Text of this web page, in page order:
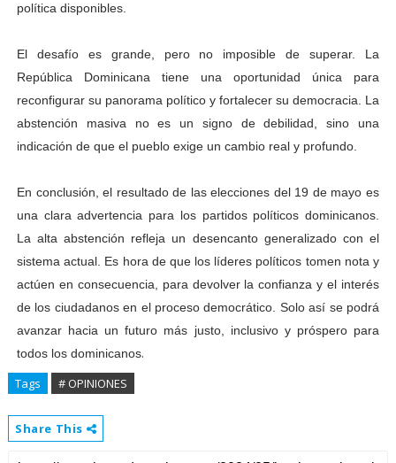
política disponibles.
El desafío es grande, pero no imposible de superar. La
República Dominicana tiene una oportunidad única para
reconfigurar su panorama político y fortalecer su democracia. La
abstención masiva no es un signo de debilidad, sino una
indicación de que el pueblo exige un cambio real y profundo.
En conclusión, el resultado de las elecciones del 19 de mayo es
una clara advertencia para los partidos políticos dominicanos.
La alta abstención refleja un desencanto generalizado con el
sistema actual. Es hora de que los líderes políticos tomen nota y
actúen en consecuencia, para devolver la confianza y el interés
de los ciudadanos en el proceso democrático. Solo así se podrá
avanzar hacia un futuro más justo, inclusivo y próspero para
todos los dominicanos.
Tags # OPINIONES
Share This